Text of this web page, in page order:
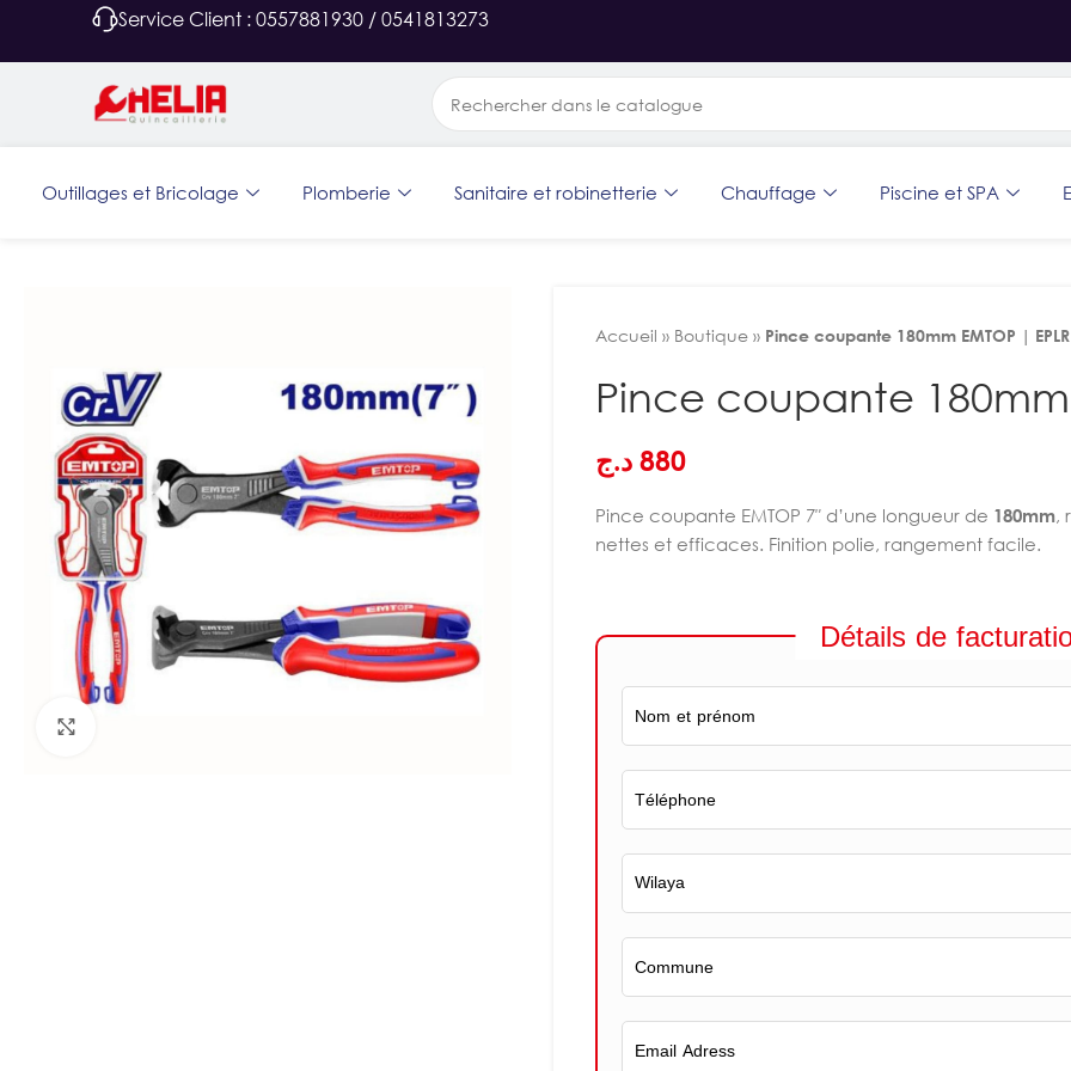
Service Client : 0557881930 / 0541813273
Outillages et Bricolage Plomberie Sanitaire et robinetterie Chauffage Piscine et SPA
Accueil » Boutique » Pince coupante 180mm EMTOP |
Pince coupante 180mm
880 د.ج
Pince coupante EMTOP 7″ d’une longueur de 180mm,
nettes et efficaces. Finition polie, rangement facile.
Détails de